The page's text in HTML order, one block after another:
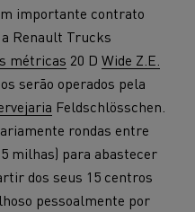
importante contrato
Renault Trucks
métricas 20 D Wide Z.E.
serão operados pela
Feldschlösschen.
rondas entre
milhas) para abastecer
dos seus 15 centros
pessoalmente por